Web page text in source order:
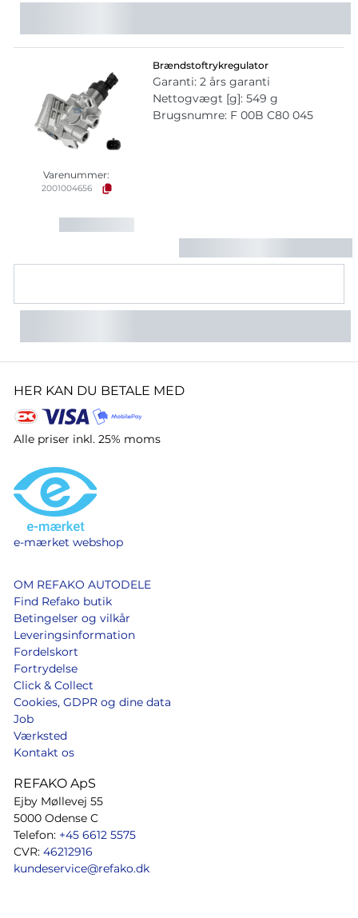
Varenummer:
2001004656
Brændstoftrykregulator
Garanti: 2 års garanti
Nettogvægt [g]: 549 g
Brugsnumre: F 00B C80 045
HER KAN DU BETALE MED
Alle priser inkl. 25% moms
e-mærket webshop
OM REFAKO AUTODELE
Find Refako butik
Betingelser og vilkår
Leveringsinformation
Fordelskort
Fortrydelse
Click & Collect
Cookies, GDPR og dine data
Job
Værksted
Kontakt os
REFAKO ApS
Ejby Møllevej 55
5000 Odense C
Telefon: +45 6612 5575
CVR: 46212916
kundeservice@refako.dk